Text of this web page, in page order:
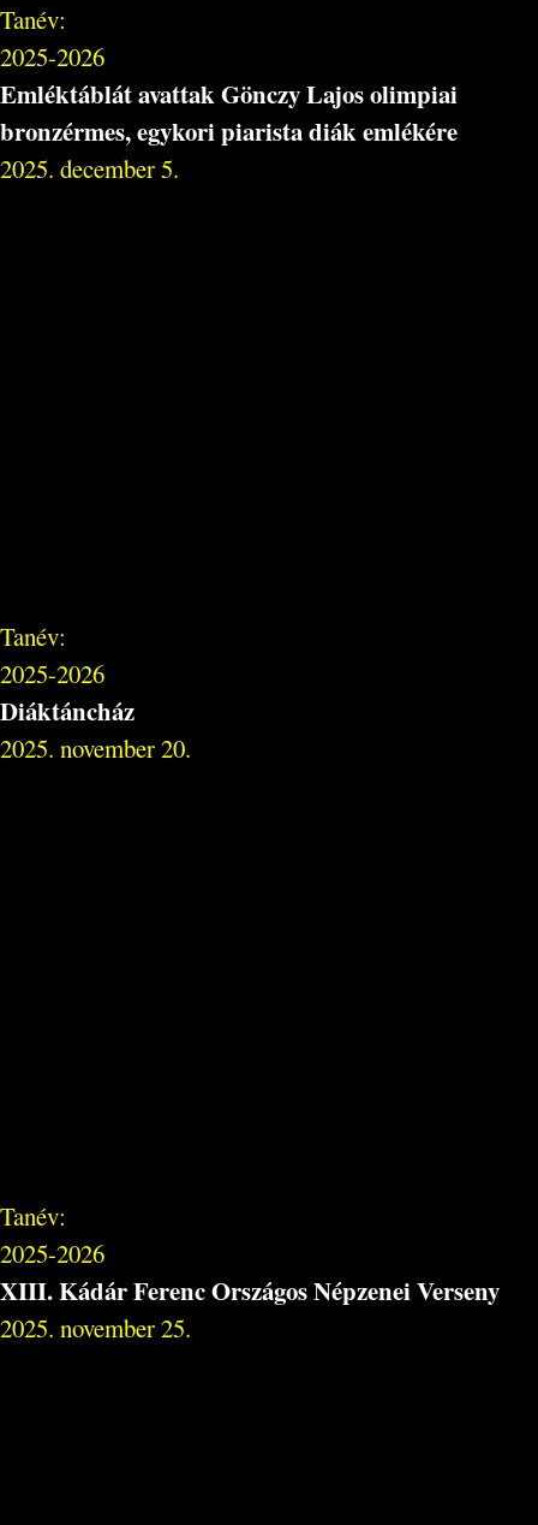
Tanév:
2025-2026
Emléktáblát avattak Gönczy Lajos olimpiai
bronzérmes, egykori piarista diák emlékére
2025. december 5.
Tanév:
2025-2026
Diáktáncház
2025. november 20.
Tanév:
2025-2026
XIII. Kádár Ferenc Országos Népzenei Verseny
2025. november 25.